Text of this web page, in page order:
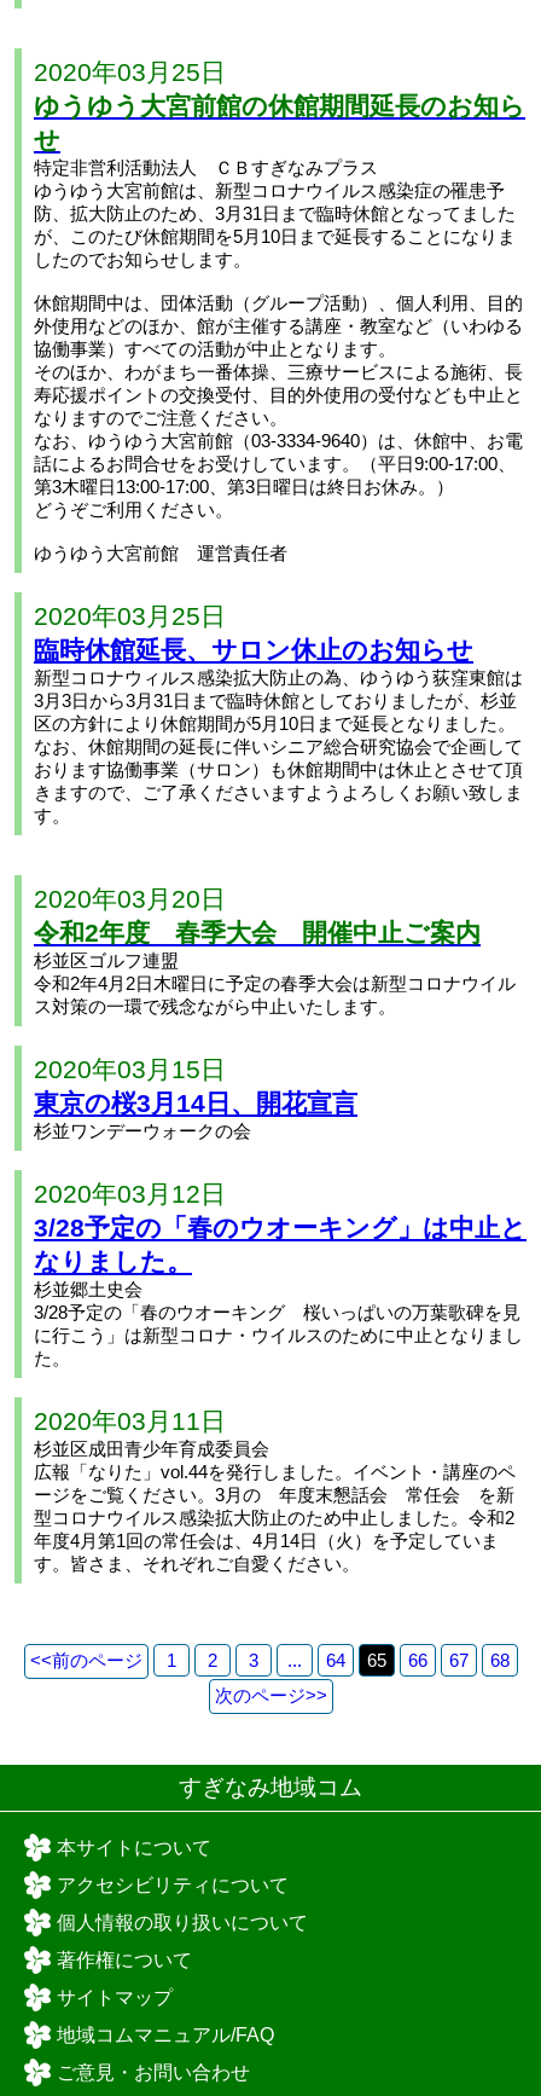
2020年03月25日
ゆうゆう大宮前館の休館期間延長のお知ら
せ
特定非営利活動法人 ＣＢすぎなみプラス
ゆうゆう大宮前館は、新型コロナウイルス感染症の罹患予
防、拡大防止のため、3月31日まで臨時休館となってました
が、このたび休館期間を5月10日まで延長することになりま
したのでお知らせします。
休館期間中は、団体活動（グループ活動）、個人利用、目的
外使用などのほか、館が主催する講座・教室など（いわゆる
協働事業）すべての活動が中止となります。
そのほか、わがまち一番体操、三療サービスによる施術、長
寿応援ポイントの交換受付、目的外使用の受付なども中止と
なりますのでご注意ください。
なお、ゆうゆう大宮前館（03-3334-9640）は、休館中、お電
話によるお問合せをお受けしています。（平日9:00-17:00、
第3木曜日13:00-17:00、第3日曜日は終日お休み。）
どうぞご利用ください。
ゆうゆう大宮前館 運営責任者
2020年03月25日
臨時休館延長、サロン休止のお知らせ
新型コロナウィルス感染拡大防止の為、ゆうゆう荻窪東館は
3月3日から3月31日まで臨時休館としておりましたが、杉並
区の方針により休館期間が5月10日まで延長となりました。
なお、休館期間の延長に伴いシニア総合研究協会で企画して
おります協働事業（サロン）も休館期間中は休止とさせて頂
きますので、ご了承くださいますようよろしくお願い致しま
す。
2020年03月20日
令和2年度 春季大会 開催中止ご案内
杉並区ゴルフ連盟
令和2年4月2日木曜日に予定の春季大会は新型コロナウイル
ス対策の一環で残念ながら中止いたします。
2020年03月15日
東京の桜3月14日、開花宣言
杉並ワンデーウォークの会
2020年03月12日
3/28予定の「春のウオーキング」は中止と
なりました。
杉並郷土史会
3/28予定の「春のウオーキング 桜いっぱいの万葉歌碑を見
に行こう」は新型コロナ・ウイルスのために中止となりまし
た。
2020年03月11日
杉並区成田青少年育成委員会
広報「なりた」vol.44を発行しました。イベント・講座のペ
ージをご覧ください。3月の 年度末懇話会 常任会 を新
型コロナウイルス感染拡大防止のため中止しました。令和2
年度4月第1回の常任会は、4月14日（火）を予定していま
す。皆さま、それぞれご自愛ください。
<<前のページ 1 2 3 ... 64 65 66 67
68
次のページ>>
すぎなみ地域コム
本サイトについて
アクセシビリティについて
個人情報の取り扱いについて
著作権について
サイトマップ
地域コムマニュアル/FAQ
ご意見・お問い合わせ